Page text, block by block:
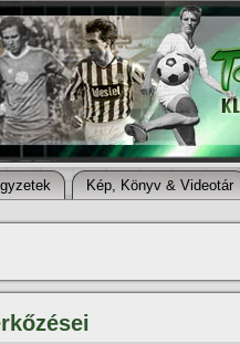
Kép, Könyv & Videotár